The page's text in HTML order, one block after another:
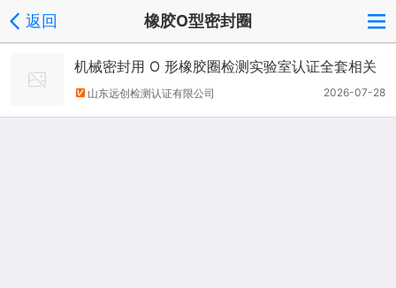
返回 橡胶O型密封圈
机械密封用 O 形橡胶圈检测实验室认证全套相关
要求
2026-07-28
山东远创检测认证有限公司